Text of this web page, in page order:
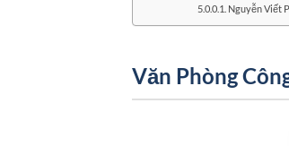
Nguyễn Viết
Văn Phòng